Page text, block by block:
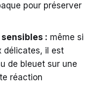
pour préserver
: même si
délicates, il est
de bleuet sur une
réaction